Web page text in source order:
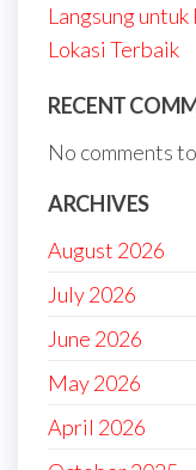
Langsung
Lokasi Terbaik
RECENT
No comments
ARCHIVES
August 2026
July 2026
June 2026
May 2026
April 2026